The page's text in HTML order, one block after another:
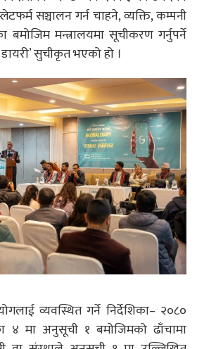
सञ्चालन गर्न चाहने, व्यक्ति, कम्पनी
बमोजिम मन्त्रालयमा सूचीकरण गर्नुपर्ने
सुचीकृत भएको हो ।
व्यवस्थित गर्ने निर्देशिका– २०८०
मा अनुसूची १ बमोजिमको ढाँचामा